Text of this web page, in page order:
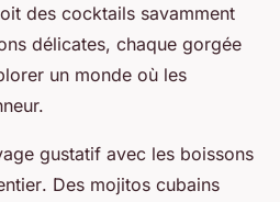
des cocktails savamment
délicates, chaque gorgée
un monde où les
gustatif avec les boissons
. Des mojitos cubains